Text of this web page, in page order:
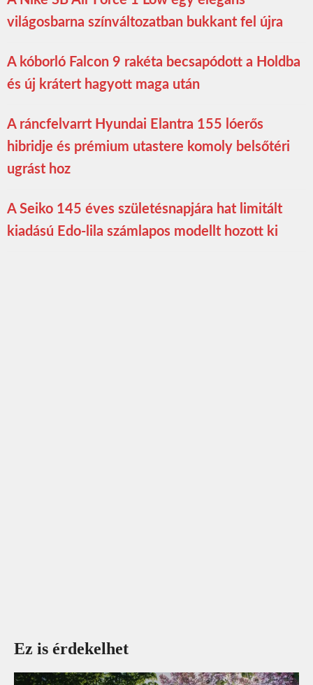
világosbarna színváltozatban bukkant fel újra
A kóborló Falcon 9 rakéta becsapódott a Holdba
és új krátert hagyott maga után
A ráncfelvarrt Hyundai Elantra 155 lóerős
hibridje és prémium utastere komoly belsőtéri
ugrást hoz
A Seiko 145 éves születésnapjára hat limitált
kiadású Edo-lila számlapos modellt hozott ki
Ez is érdekelhet